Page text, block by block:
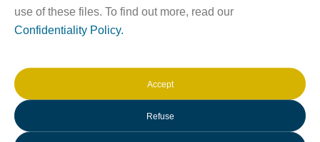
use of these files. To find out more, read our
Confidentiality Policy.
Accept
Refuse
mise en marché de nouveaux produits.